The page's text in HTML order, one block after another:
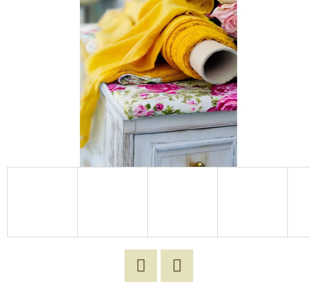
HLEDAT
O